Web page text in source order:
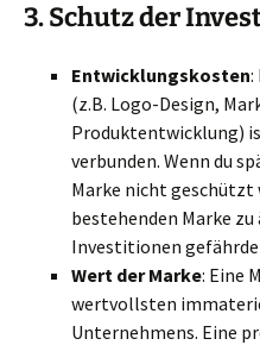
3.Schutz der
Entwicklungskosten:
(z.B. Logo-Design,
Produktentwicklung)
verbunden. Wenn du
Marke nicht geschützt
bestehenden Marke
Investitionen
Wert der Marke: Eine
wertvollsten
Unternehmens. Eine